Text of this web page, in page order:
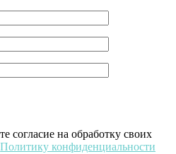
согласие на обработку своих
Политику конфиденциальности